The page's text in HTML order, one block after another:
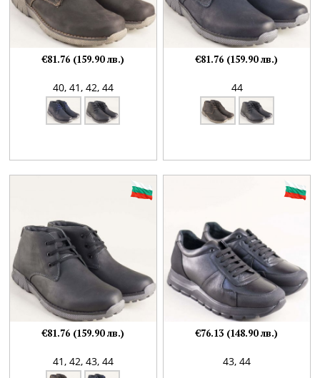
40, 41, 42, 44
€81.76 (159.90 лв.)
44
€81.76 (159.90 лв.)
41, 42, 43, 44
€81.76 (159.90 лв.)
43, 44
€76.13 (148.90 лв.)